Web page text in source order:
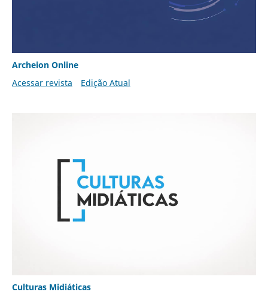
Archeion Online
Acessar revista
Edição Atual
Culturas Midiáticas